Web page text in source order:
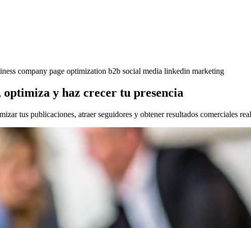
company page optimization b2b social media linkedin marketing
y haz crecer tu presencia
tus publicaciones, atraer seguidores y obtener resultados comerciales